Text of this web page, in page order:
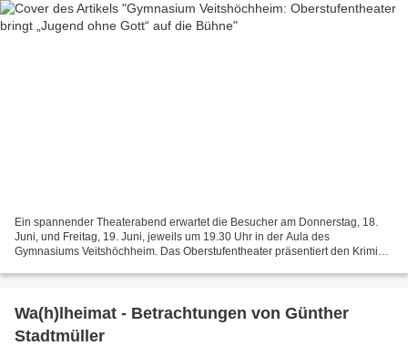
Ein spannender Theaterabend erwartet die Besucher am Donnerstag, 18.
Juni, und Freitag, 19. Juni, jeweils um 19.30 Uhr in der Aula des
Gymnasiums Veitshöchheim. Das Oberstufentheater präsentiert den Krimi
Wa(h)lheimat - Betrachtungen von Günther
Stadtmüller